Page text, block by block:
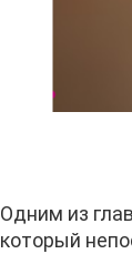
Одним из
который